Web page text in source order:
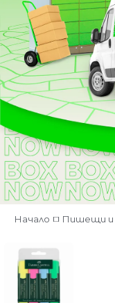
Начало Пишещи и